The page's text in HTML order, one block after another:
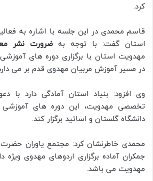
کرد.
قاسم محمدی در این جلسه با اشاره به
استان گفت: با توجه بهضرورت نشر
مهدویت استان با برگزاری دوره های
در مسیر آموزش مربیان مهدوی قدم بر می
وی افزود: بنیاد استان آمادگی دارد با
تخصصی مهدویت، این دوره های آموزشی
دانشگاه گلستان و اساتید برگزار کند.
محمدی خاطرنشان کرد: مجتمع یاوران
جمکران آماده برگزاری اردوهای مهدوی
مهدویت می باشد.